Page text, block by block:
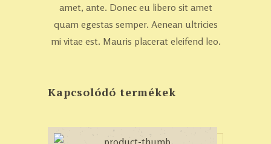
amet, ante. Donec eu libero sit amet
quam egestas semper. Aenean ultricies
mi vitae est. Mauris placerat eleifend leo.
Kapcsolódó termékek